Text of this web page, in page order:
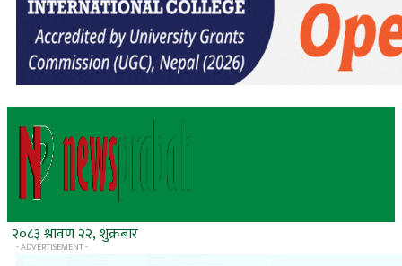
२०८३ श्रावण २२, शुक्रबार
- ADVERTISEMENT -